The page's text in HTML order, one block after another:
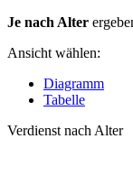
Je nach Alter
Ansicht wählen:
Diagramm
Tabelle
Verdienst nach Alter